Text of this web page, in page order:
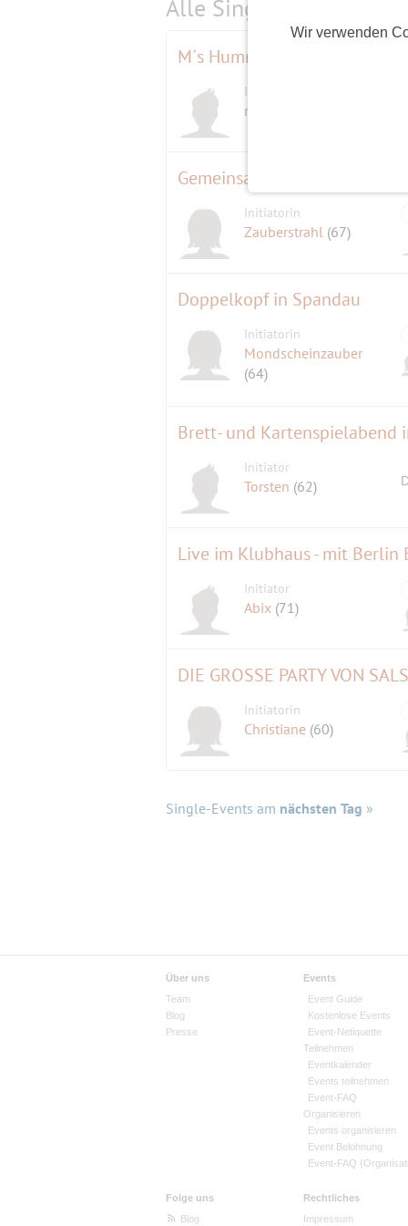
Wir verwenden
Alle Single-Events am
M´s Hummer Dinner
Initiator
mik-a
Gemeinsam
Initiatorin
Zauberstrahl (67)
Doppelkopf in Spandau
Initiatorin
Mondscheinzauber
(64)
Brett- und Kartenspielabend
Initiator
Torsten (62)
Live im Klubhaus - mit Berlin
Initiator
Abix (71)
DIE GROSSE PARTY VON
Initiatorin
Christiane (60)
Single-Events am nächsten Tag »
Über uns
Team
Blog
Presse
Events
Event Guide
Kostenlose Events
Event-Netiquette
Teilnehmen
Eventkalender
Events teilnehmen
Event-FAQ
Organisieren
Events organisieren
Event Belohnung
Event-FAQ
Folge uns
Blog
Rechtliches
Impressum